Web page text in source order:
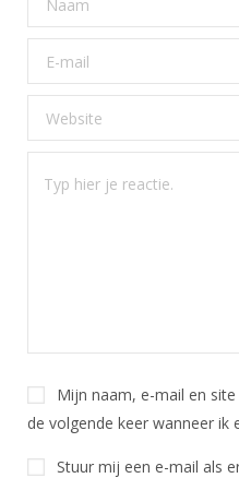
Mijn naam, e-mail en
de volgende keer wanneer ik
Stuur mij een e-mail als